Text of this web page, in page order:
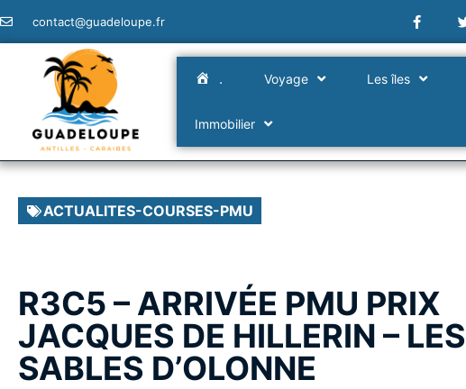
contact@guadeloupe.fr
. Voyage Les îles
Immobilier
ACTUALITES-COURSES-PMU
R3C5 – ARRIVÉE PMU PRIX
JACQUES DE HILLERIN – LES
SABLES D’OLONNE